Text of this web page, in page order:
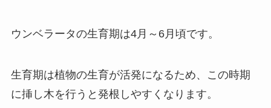
ウンベラータの生育期は4月～6月頃です。
生育期は植物の生育が活発になるため、この時期
に挿し木を行うと発根しやすくなります。